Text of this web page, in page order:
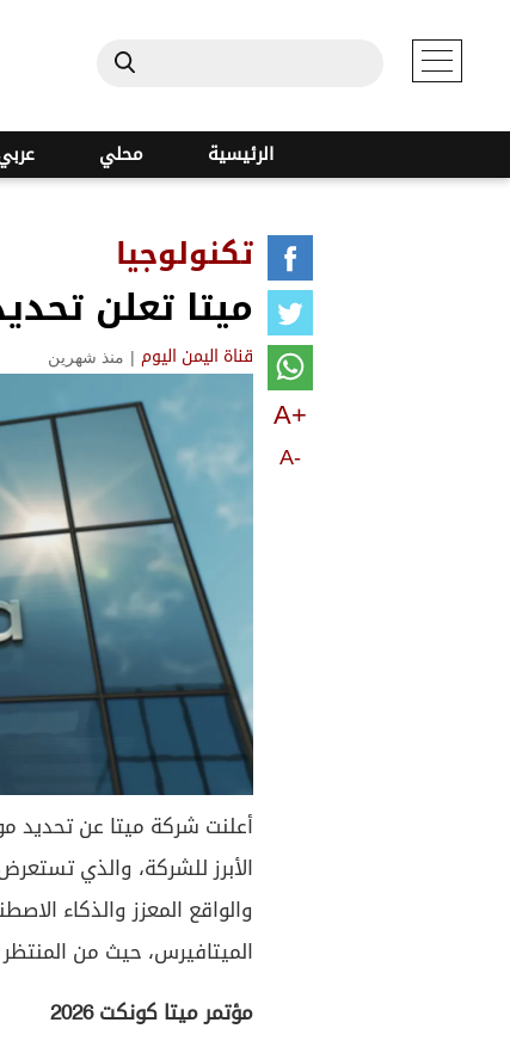
الرئيسية محلي
تكنولوجيا
ميتا تعلن
قناة اليمن اليوم | منذ شهرين
A+
A-
الأبرز للشركة، والذي
والواقع المعزز والذكاء
الميتافيرس، حيث من المنتظر عقده في 22 و
مؤتمر ميتا كونكت 2026